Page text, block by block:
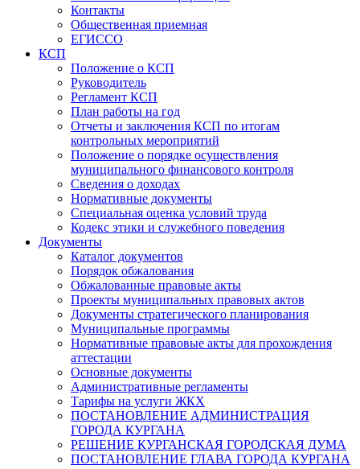
Контакты
Общественная приемная
ЕГИССО
КСП
Положение о КСП
Руководитель
Регламент КСП
План работы на год
Отчеты и заключения КСП по итогам
контрольных мероприятий
Положение о порядке осуществления
муниципального финансового контроля
Сведения о доходах
Нормативные документы
Специальная оценка условий труда
Кодекс этики и служебного поведения
Документы
Каталог документов
Порядок обжалования
Обжалованные правовые акты
Проекты муниципальных правовых актов
Документы стратегического планирования
Муниципальные программы
Нормативные правовые акты для прохождения
аттестации
Основные документы
Административные регламенты
Тарифы на услуги ЖКХ
ПОСТАНОВЛЕНИЕ АДМИНИСТРАЦИЯ
ГОРОДА КУРГАНА
РЕШЕНИЕ КУРГАНСКАЯ ГОРОДСКАЯ ДУМА
ПОСТАНОВЛЕНИЕ ГЛАВА ГОРОДА КУРГАНА